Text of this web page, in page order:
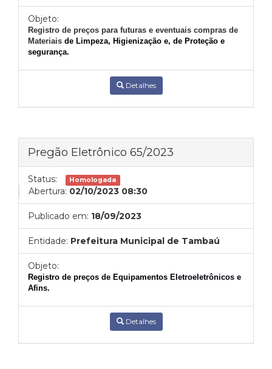
Objeto:
Registro de preços para futuras e eventuais compras de
Materiais de Limpeza, Higienização e, de Proteção e
segurança.
Detalhes
Pregão Eletrônico 65/2023
Status: Homologada
Abertura: 02/10/2023 08:30
Publicado em: 18/09/2023
Entidade: Prefeitura Municipal de Tambaú
Objeto:
Registro de preços de Equipamentos Eletroeletrônicos e
Afins.
Detalhes